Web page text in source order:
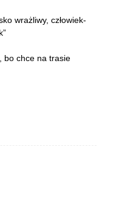
wrażliwy, człowiek-
bo chce na trasie